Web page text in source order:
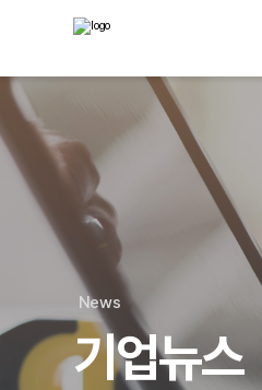
News
기업뉴스